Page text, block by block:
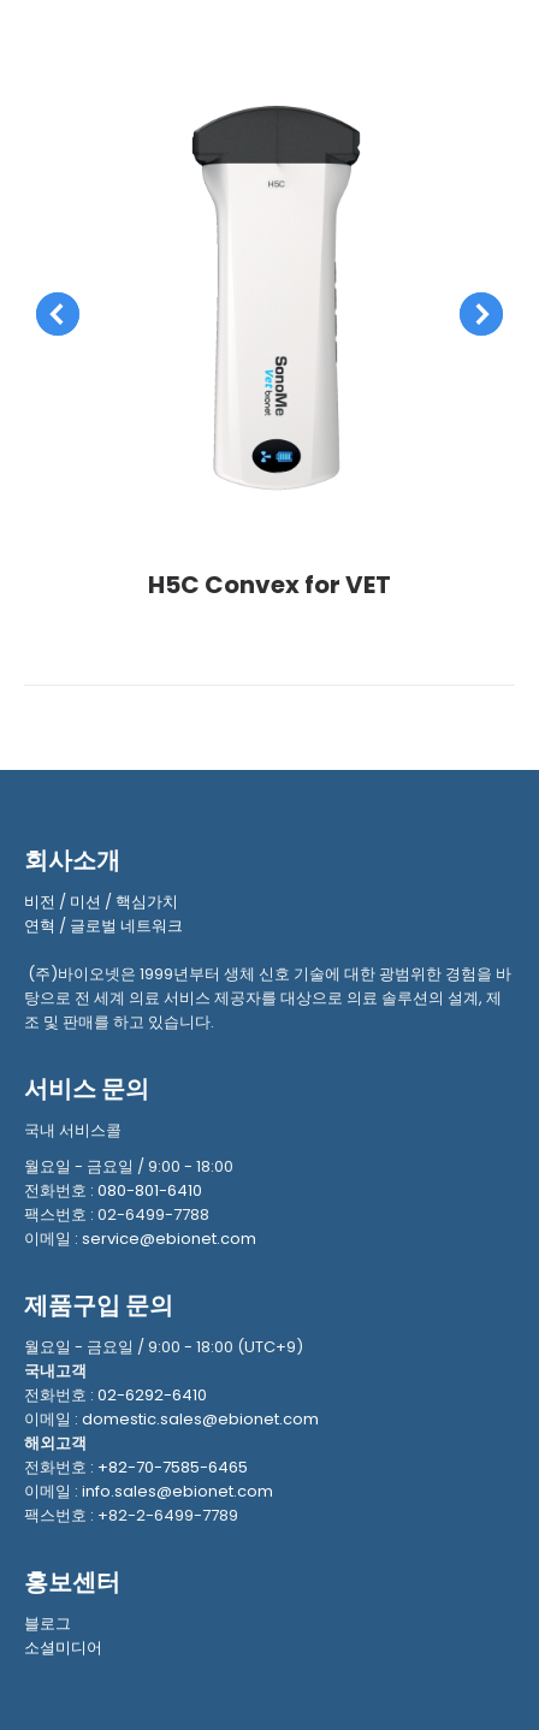
H5C Convex for VET
회사소개
비전 / 미션 /핵심가치
연혁 / 글로벌 네트워크
(주)바이오넷은 1999년부터 생체 신호 기술에 대한 광범위한 경험을 바
탕으로 전 세계 의료 서비스 제공자를 대상으로 의료 솔루션의 설계, 제
조 및 판매를 하고 있습니다.
서비스 문의
국내 서비스콜
월요일 - 금요일 / 9:00 - 18:00
전화번호 : 080-801-6410
팩스번호 : 02-6499-7788
이메일 : service@ebionet.com
제품구입 문의
월요일 - 금요일 / 9:00 - 18:00 (UTC+9)
국내고객
전화번호 : 02-6292-6410
이메일 : domestic.sales@ebionet.com
해외고객
전화번호 : +82-70-7585-6465
이메일 : info.sales@ebionet.com
팩스번호 : +82-2-6499-7789
홍보센터
블로그
소셜미디어